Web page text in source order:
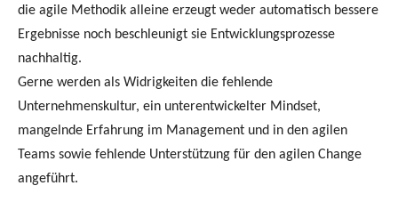
die agile Methodik alleine erzeugt weder automatisch bessere
Ergebnisse noch beschleunigt sie Entwicklungsprozesse
nachhaltig.
Gerne werden als Widrigkeiten die fehlende
Unternehmenskultur, ein unterentwickelter Mindset,
mangelnde Erfahrung im Management und in den agilen
Teams sowie fehlende Unterstützung für den agilen Change
angeführt.